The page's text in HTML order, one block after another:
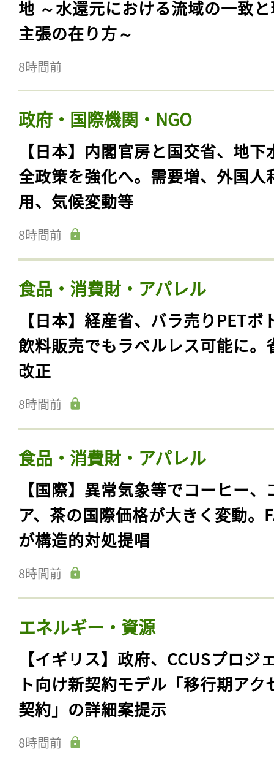
地 ～水還元における流域の一致
主張の在り方～
8時間前
政府・国際機関・NGO
【日本】内閣官房と国交省、地下
全政策を強化へ。需要増、外国人
用、気候変動等
8時間前
食品・消費財・アパレル
【日本】経産省、バラ売りPETボ
飲料販売でもラベルレス可能に。
改正
8時間前
食品・消費財・アパレル
【国際】異常気象等でコーヒー、
ア、茶の国際価格が大きく変動。
が構造的対処提唱
8時間前
エネルギー・資源
【イギリス】政府、CCUSプロジ
ト向け新契約モデル「移行期アク
契約」の詳細案提示
8時間前